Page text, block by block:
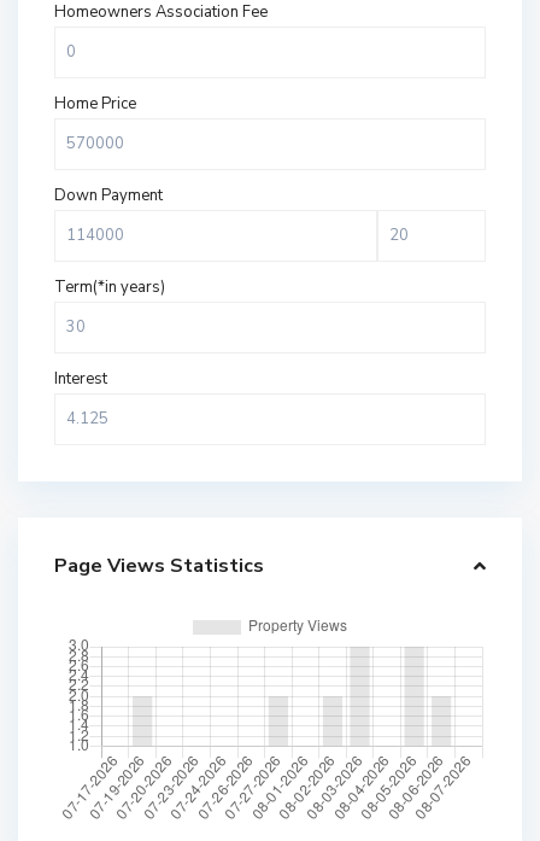
Homeowners Association Fee
Home Price
Down Payment
Term(*in years)
Interest
Page Views Statistics